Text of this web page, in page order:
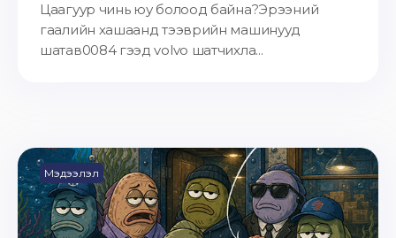
Цаагуур чинь юу болоод байна?Эрээний
гаалийн хашаанд тээврийн машинууд
шатав0084 гээд volvo шатчихла...
Мэдээлэл